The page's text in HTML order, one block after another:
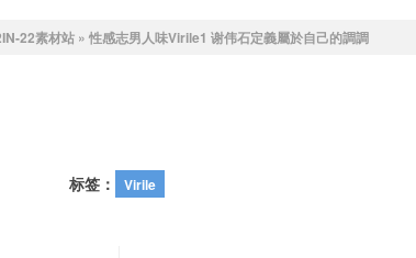
22素材站 » 性感志男人味Virile1 谢伟石定義屬於自己的調調
标签： Virile